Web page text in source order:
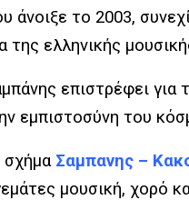
άνοιξε το 2003,
της ελληνικής
επιστρέφει για
εμπιστοσύνη του
σχήμα Σαμπανης –
μουσική, χορό